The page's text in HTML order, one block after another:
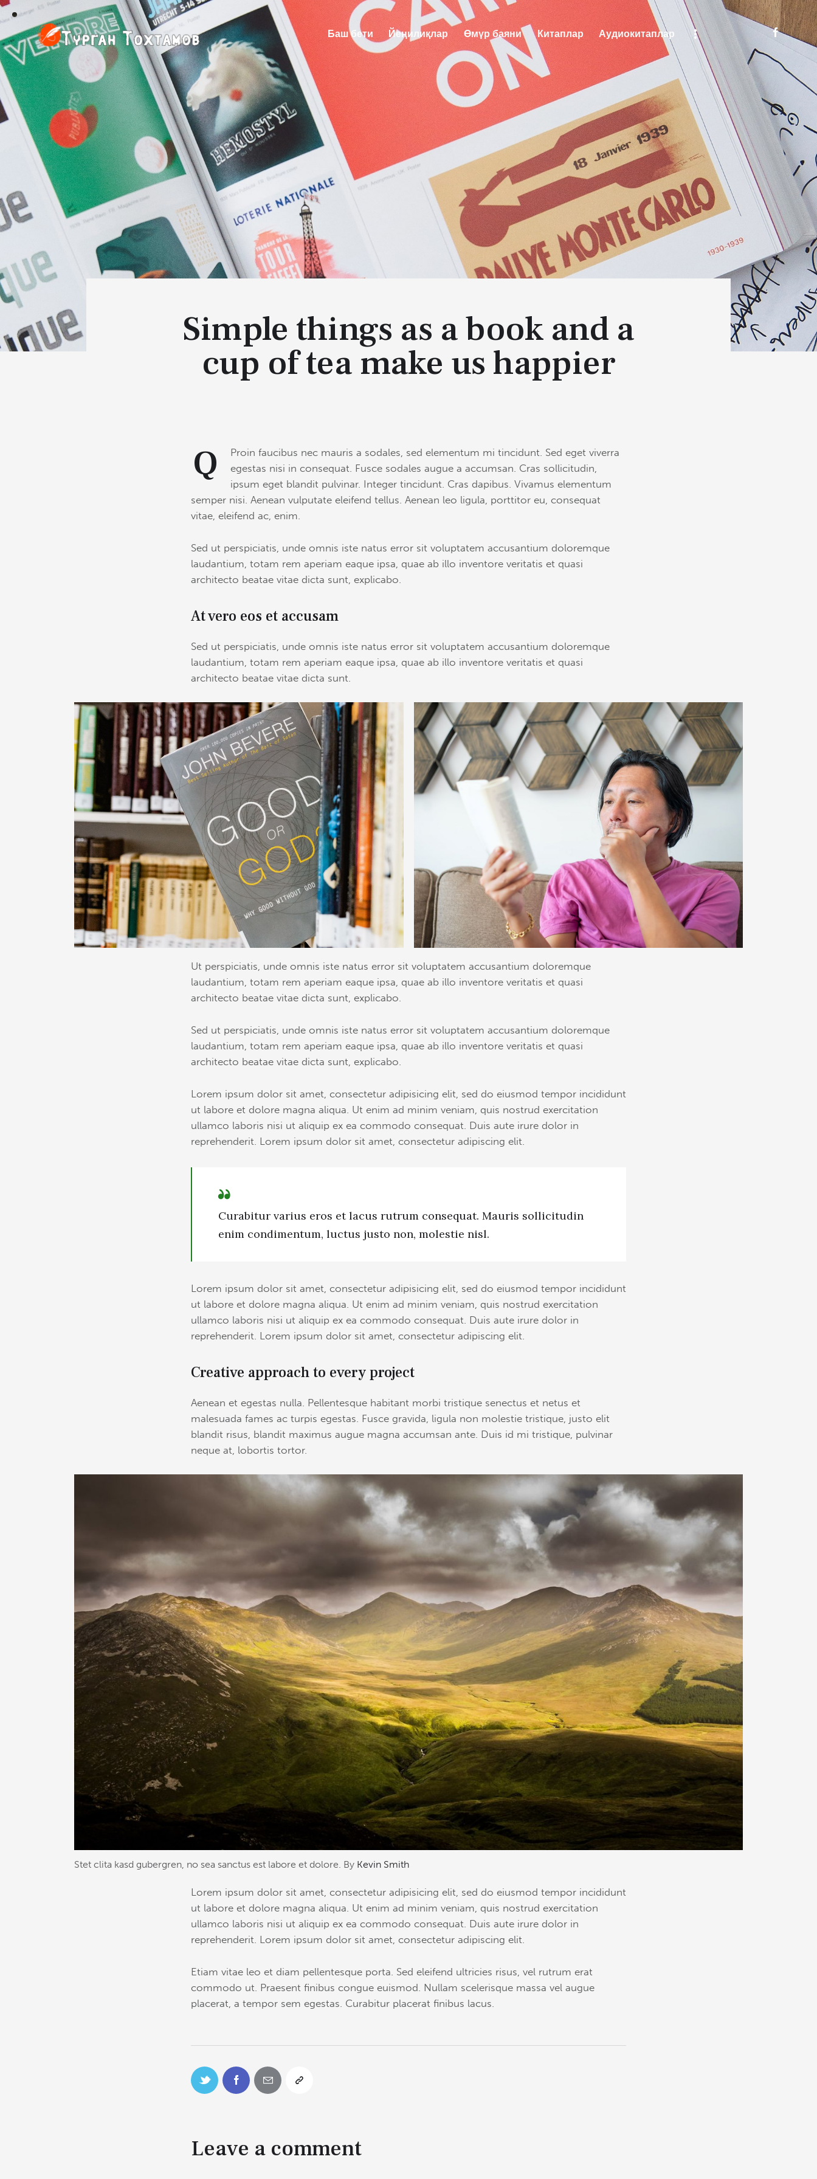
Баш бети Йеңилиқлар Өмүр баяни Китаплар Аудиокитаплар
Йеңилиқлар Өмүр баяни Китаплар Аудиокитаплар
Simple things as a book and a
cup of tea make us happier
Q
Proin faucibus nec mauris a sodales, sed elementum mi tincidunt. Sed eget viverra
egestas nisi in consequat. Fusce sodales augue a accumsan. Cras sollicitudin,
ipsum eget blandit pulvinar. Integer tincidunt. Cras dapibus. Vivamus elementum
semper nisi. Aenean vulputate eleifend tellus. Aenean leo ligula, porttitor eu, consequat
vitae, eleifend ac, enim.
Sed ut perspiciatis, unde omnis iste natus error sit voluptatem accusantium doloremque
laudantium, totam rem aperiam eaque ipsa, quae ab illo inventore veritatis et quasi
architecto beatae vitae dicta sunt, explicabo.
At vero eos et accusam
Sed ut perspiciatis, unde omnis iste natus error sit voluptatem accusantium doloremque
laudantium, totam rem aperiam eaque ipsa, quae ab illo inventore veritatis et quasi
architecto beatae vitae dicta sunt.
Ut perspiciatis, unde omnis iste natus error sit voluptatem accusantium doloremque
laudantium, totam rem aperiam eaque ipsa, quae ab illo inventore veritatis et quasi
architecto beatae vitae dicta sunt, explicabo.
Sed ut perspiciatis, unde omnis iste natus error sit voluptatem accusantium doloremque
laudantium, totam rem aperiam eaque ipsa, quae ab illo inventore veritatis et quasi
architecto beatae vitae dicta sunt, explicabo.
Lorem ipsum dolor sit amet, consectetur adipisicing elit, sed do eiusmod tempor incididunt
ut labore et dolore magna aliqua. Ut enim ad minim veniam, quis nostrud exercitation
ullamco laboris nisi ut aliquip ex ea commodo consequat. Duis aute irure dolor in
reprehenderit. Lorem ipsum dolor sit amet, consectetur adipiscing elit.
Curabitur varius eros et lacus rutrum consequat. Mauris sollicitudin
enim condimentum, luctus justo non, molestie nisl.
Lorem ipsum dolor sit amet, consectetur adipisicing elit, sed do eiusmod tempor incididunt
ut labore et dolore magna aliqua. Ut enim ad minim veniam, quis nostrud exercitation
ullamco laboris nisi ut aliquip ex ea commodo consequat. Duis aute irure dolor in
reprehenderit. Lorem ipsum dolor sit amet, consectetur adipiscing elit.
Creative approach to every project
Aenean et egestas nulla. Pellentesque habitant morbi tristique senectus et netus et
malesuada fames ac turpis egestas. Fusce gravida, ligula non molestie tristique, justo elit
blandit risus, blandit maximus augue magna accumsan ante. Duis id mi tristique, pulvinar
neque at, lobortis tortor.
Stet clita kasd gubergren, no sea sanctus est labore et dolore. By Kevin Smith
Lorem ipsum dolor sit amet, consectetur adipisicing elit, sed do eiusmod tempor incididunt
ut labore et dolore magna aliqua. Ut enim ad minim veniam, quis nostrud exercitation
ullamco laboris nisi ut aliquip ex ea commodo consequat. Duis aute irure dolor in
reprehenderit. Lorem ipsum dolor sit amet, consectetur adipiscing elit.
Etiam vitae leo et diam pellentesque porta. Sed eleifend ultricies risus, vel rutrum erat
commodo ut. Praesent finibus congue euismod. Nullam scelerisque massa vel augue
placerat, a tempor sem egestas. Curabitur placerat finibus lacus.
Leave a comment